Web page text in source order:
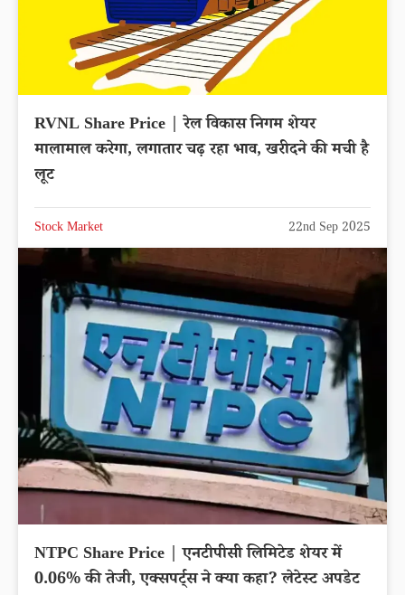
RVNL Share Price | रेल विकास निगम शेयर
मालामाल करेगा, लगातार चढ़ रहा भाव, खरीदने की मची है
लूट
Stock Market 22nd Sep 2025
NTPC Share Price | एनटीपीसी लिमिटेड शेयर में
0.06% की तेजी, एक्सपर्ट्स ने क्या कहा? लेटेस्ट अपडेट